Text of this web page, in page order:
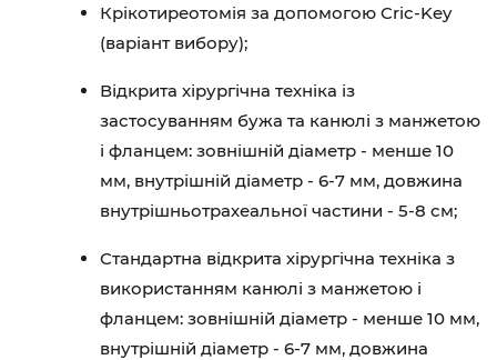
Крікотиреотомія за допомогою Cric-Key
(варіант вибору);
Відкрита хірургічна техніка із
застосуванням бужа та канюлі з манжетою
і фланцем: зовнішній діаметр - менше 10
мм, внутрішній діаметр - 6-7 мм, довжина
внутрішньотрахеальної частини - 5-8 см;
Стандартна відкрита хірургічна техніка з
використанням канюлі з манжетою і
фланцем: зовнішній діаметр - менше 10 мм,
внутрішній діаметр - 6-7 мм, довжина